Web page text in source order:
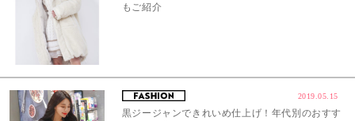
もご紹介
2019.05.15
黒ジージャンできれいめ仕上げ！年代別のおすす